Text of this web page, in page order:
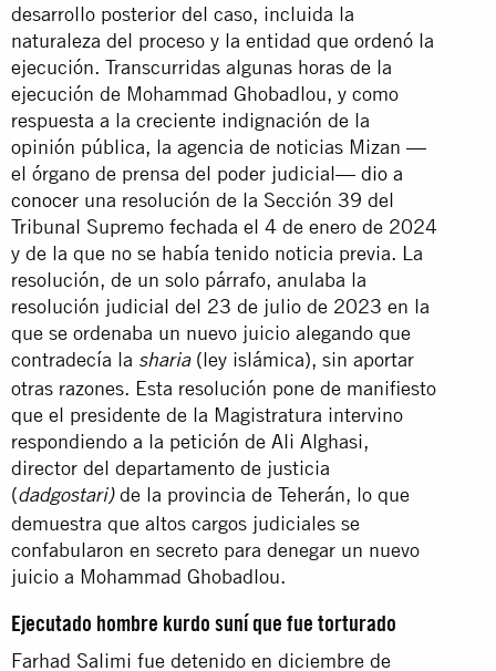
desarrollo posterior del caso, incluida la
naturaleza del proceso y la entidad que ordenó la
ejecución. Transcurridas algunas horas de la
ejecución de Mohammad Ghobadlou, y como
respuesta a la creciente indignación de la
opinión pública, la agencia de noticias Mizan —
el órgano de prensa del poder judicial— dio a
conocer una resolución de la Sección 39 del
Tribunal Supremo fechada el 4 de enero de 2024
y de la que no se había tenido noticia previa. La
resolución, de un solo párrafo, anulaba la
resolución judicial del 23 de julio de 2023 en la
que se ordenaba un nuevo juicio alegando que
contradecía la sharia(ley islámica), sin aportar
otras razones. Esta resolución pone de manifiesto
que el presidente de la Magistratura intervino
respondiendo a la petición de Ali Alghasi,
director del departamento de justicia
(dadgostari)de la provincia de Teherán, lo que
demuestra que altos cargos judiciales se
confabularon en secreto para denegar un nuevo
juicio a Mohammad Ghobadlou.
Ejecutado hombre kurdo suní que fue torturado
Farhad Salimi fue detenido en diciembre de